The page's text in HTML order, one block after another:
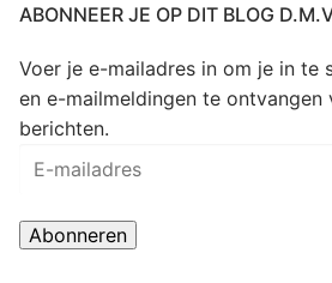
ABONNEER JE OP DIT BLOG
Voer je e-mailadres in om je in te
en e-mailmeldingen te ontvangen
berichten.
E-
Abonneren